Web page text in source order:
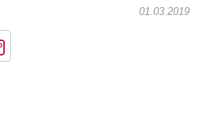
01.03.2019